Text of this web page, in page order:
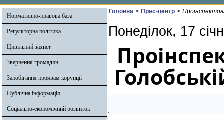
Нормативно-правова база
Регуляторна політика
Цивільний захист
Звернення громадян
Запобігання проявам корупції
Публічна інформація
Соціально-економічний розвиток
Головна > Прес-центр >
Понеділок, 17